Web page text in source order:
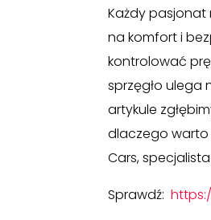
Każdy pasjonat
na komfort i
kontrolować
sprzęgło ulega
artykule
dlaczego warto
Cars,
Sprawdź: